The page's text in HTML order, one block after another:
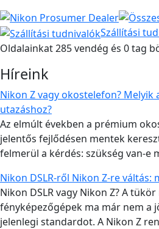
Szállítási
Oldalainkat 285 vendég és 0 tag
Híreink
Nikon Z vagy okostelefon? Melyik
utazáshoz?
Az elmúlt években a prémium
jelentős fejlődésen mentek
felmerül a kérdés: szükség van-e
Nikon DSLR-ről Nikon Z-re váltás:
Nikon DSLR vagy Nikon Z? A
fényképezőgépek ma már nem a
jelenlegi standardot. A Nikon Z